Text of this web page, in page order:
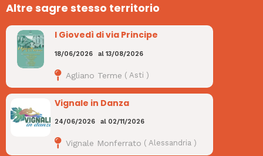
Altre sagre stesso territorio
I Giovedì di via Principe
18/06/2026 al 13/08/2026
Agliano Terme ( Asti )
Vignale in Danza
24/06/2026 al 02/11/2026
Vignale Monferrato ( Alessandria)